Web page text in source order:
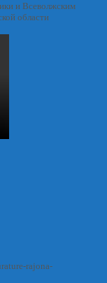
и Всеволжским
области
rajona-